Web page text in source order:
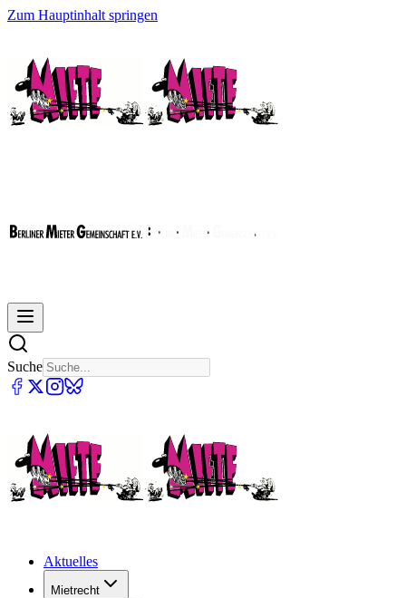
Zum Hauptinhalt springen
Suche
Aktuelles
Mietrecht